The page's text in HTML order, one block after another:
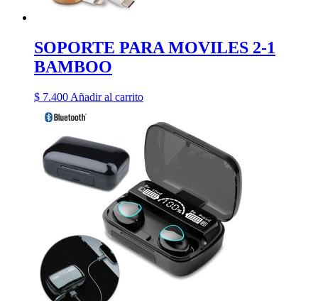
SOPORTE PARA MOVILES 2-1
BAMBOO
$ 7.400 Añadir al carrito